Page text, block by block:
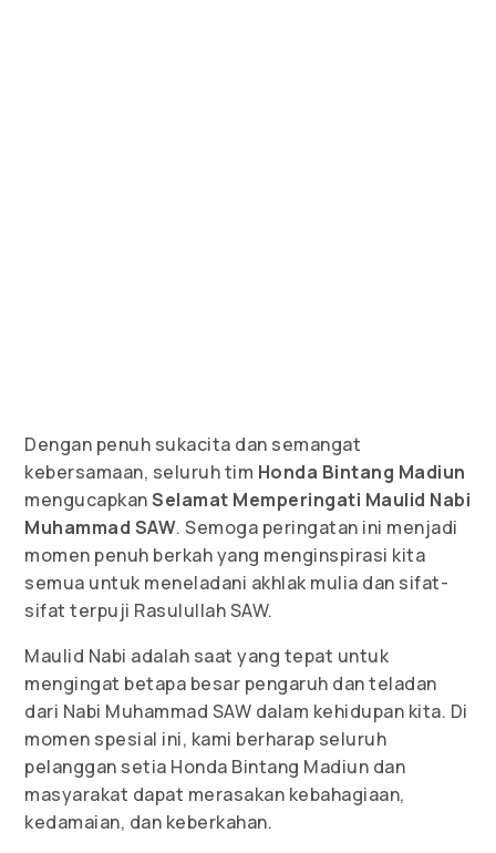
Dengan penuh sukacita dan semangat
kebersamaan, seluruh tim Honda Bintang Madiun
mengucapkanSelamat Memperingati Maulid Nabi
Muhammad SAW. Semoga peringatan ini menjadi
momen penuh berkah yang menginspirasi kita
semua untuk meneladani akhlak mulia dan sifat-
sifat terpuji Rasulullah SAW.
Maulid Nabi adalah saat yang tepat untuk
mengingat betapa besar pengaruh dan teladan
dari Nabi Muhammad SAW dalam kehidupan kita. Di
momen spesial ini, kami berharap seluruh
pelanggan setia Honda Bintang Madiun dan
masyarakat dapat merasakan kebahagiaan,
kedamaian, dan keberkahan.